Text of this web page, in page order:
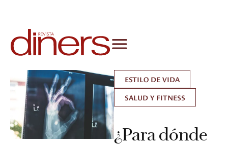
ESTILO DE VIDA
SALUD Y FITNESS
¿Para dónde